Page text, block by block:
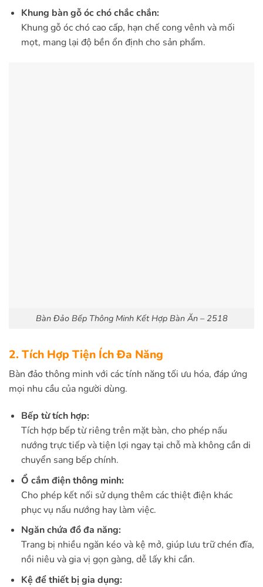
Khung bàn gỗ óc chó chắc chắn:
Khung gỗ óc chó cao cấp, hạn chế cong vênh và mối
mọt, mang lại độ bền ổn định cho sản phẩm.
Bàn Đảo Bếp Thông Minh Kết Hợp Bàn Ăn – 2518
2. Tích Hợp Tiện Ích Đa Năng
Bàn đảo thông minh với các tính năng tối ưu hóa, đáp ứng
mọi nhu cầu của người dùng.
Bếp từ tích hợp:
Tích hợp bếp từ riêng trên mặt bàn, cho phép nấu
nướng trực tiếp và tiện lợi ngay tại chỗ mà không cần di
chuyển sang bếp chính.
Ổ cắm điện thông minh:
Cho phép kết nối sử dụng thêm các thiệt điện khác
phục vụ nấu nướng hay làm việc.
Ngăn chứa đồ đa năng:
Trang bị nhiều ngăn kéo và kệ mở, giúp lưu trữ chén đĩa,
nồi niêu và gia vị gọn gàng, dễ lấy khi cần.
Kệ để thiết bị gia dụng: